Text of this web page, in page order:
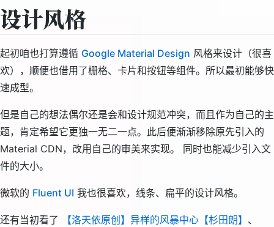
设计风格
起初咱也打算遵循 Google Material Design 风格来设计（很喜
欢），顺便也借用了栅格、卡片和按钮等组件。所以最初能够快
速成型。
但是自己的想法偶尔还是会和设计规范冲突，而且作为自己的主
题，肯定希望它更独一无二一点。此后便渐渐移除原先引入的
Material CDN，改用自己的审美来实现。 同时也能减少引入文
件的大小。
微软的 Fluent UI 我也很喜欢，线条、扁平的设计风格。
还有当初看了 【洛天依原创】异样的风暴中心【杉田朗】 、